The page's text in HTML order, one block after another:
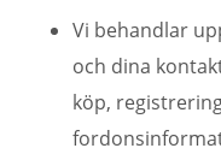
Vi behandlar
och dina
köp,